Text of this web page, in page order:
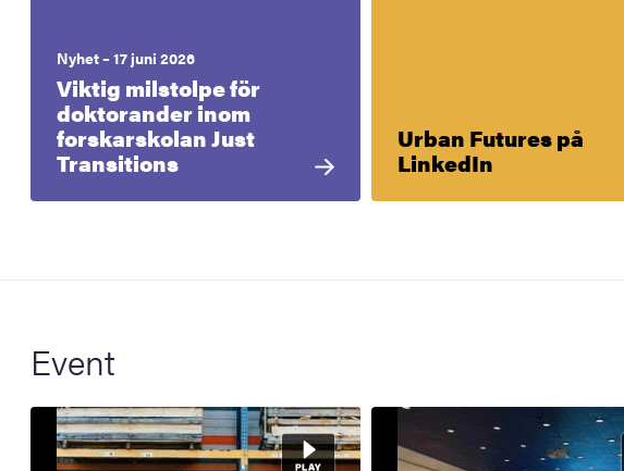
Nyhet – 17 juni 2026
Viktig milstolpe för
doktorander inom
forskarskolan Just
Transitions
Urban Futures på
LinkedInExtern länk
Event